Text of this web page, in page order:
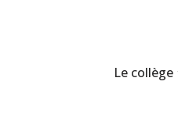
Le collège